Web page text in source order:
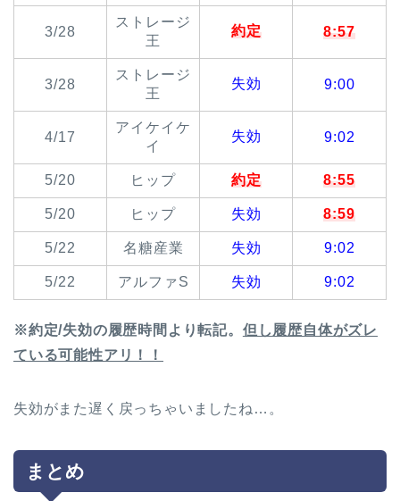
3/28
ストレージ
王
約定 8:57
3/28
ストレージ
王
失効 9:00
4/17
アイケイケ
イ
失効 9:02
5/20 ヒップ 約定 8:55
5/20 ヒップ 失効 8:59
5/22 名糖産業 失効 9:02
5/22 アルファS 失効 9:02
※約定/失効の履歴時間より転記。 但し履歴自体がズレ
ている可能性アリ！！
失効がまた遅く戻っちゃいましたね…。
まとめ